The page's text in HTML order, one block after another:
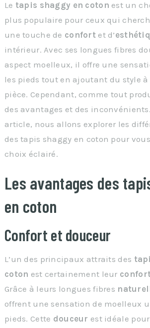
Le tapis shaggy en coton est un
plus populaire pour ceux qui
une touche de confort et d’
intérieur. Avec ses longues fibres
aspect moelleux, il offre une
les pieds tout en ajoutant du style à
pièce. Cependant, comme tout
des avantages et des
article, nous allons explorer les
des tapis shaggy en coton pour
choix éclairé.
Les avantages des
en coton
Confort et douceur
L’un des principaux attraits des
coton est certainement leur
Grâce à leurs longues fibres
offrent une sensation de moelleux
pieds. Cette douceur est idéale